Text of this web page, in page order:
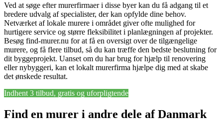
Ved at søge efter murerfirmaer i disse byer kan du få adgang til et
bredere udvalg af specialister, der kan opfylde dine behov.
Netværket af lokale murere i området giver ofte mulighed for
hurtigere service og større fleksibilitet i planlægningen af projekter.
Besøg find-murer.nu for at få en oversigt over de tilgængelige
murere, og få flere tilbud, så du kan træffe den bedste beslutning for
dit byggeprojekt. Uanset om du har brug for hjælp til renovering
eller nybyggeri, kan et lokalt murerfirma hjælpe dig med at skabe
det ønskede resultat.
Indhent 3 tilbud, gratis og uforpligtende
Find en murer i andre dele af Danmark